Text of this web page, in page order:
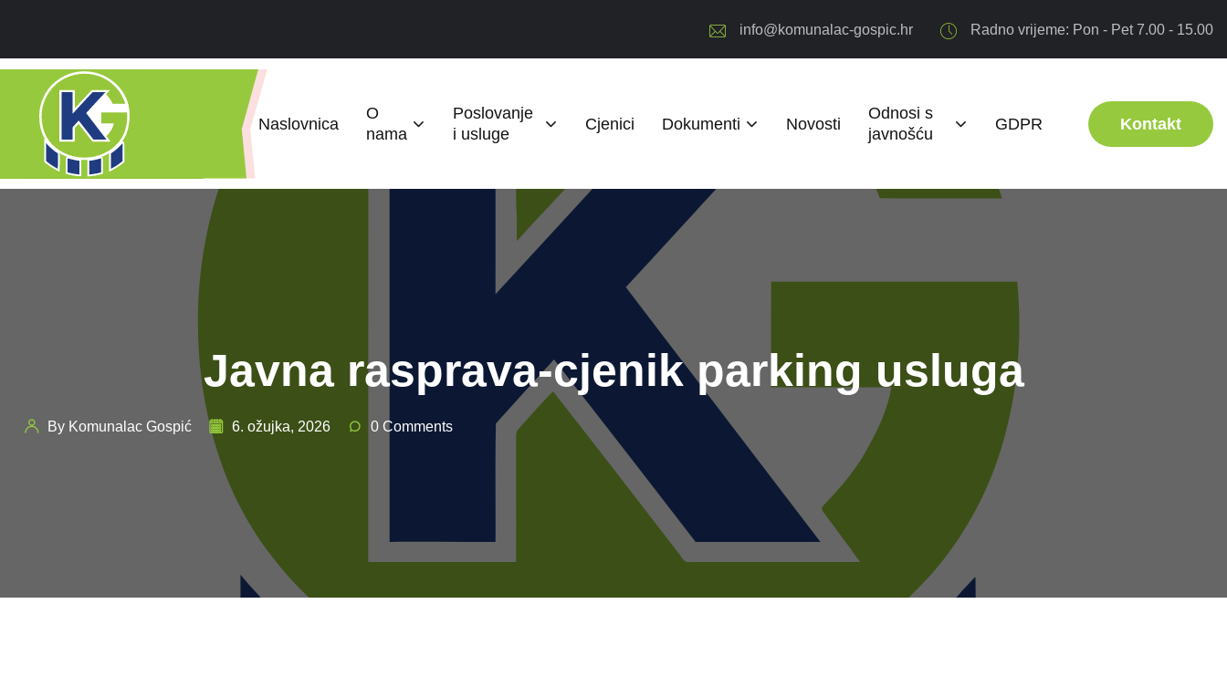
info@komunalac-gospic.hr Radno vrijeme: Pon - Pet 7.00 - 15.00
Naslovnica
O
nama
Poslovanje
i usluge
Cjenici Dokumenti Novosti
Odnosi s
javnošću
GDPR Kontakt
Javna rasprava-cjenik parking usluga
By Komunalac Gospić 6. ožujka, 2026 0 Comments